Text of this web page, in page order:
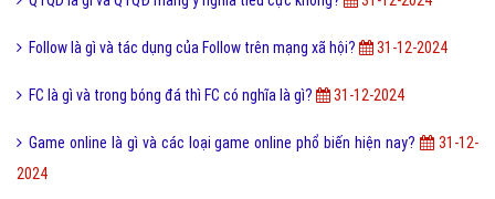
Follow là gì và tác dụng của Follow trên mạng xã hội? 31-12-2024
FC là gì và trong bóng đá thì FC có nghĩa là gì? 31-12-2024
Game online là gì và các loại game online phổ biến hiện nay?
31-12-
2024